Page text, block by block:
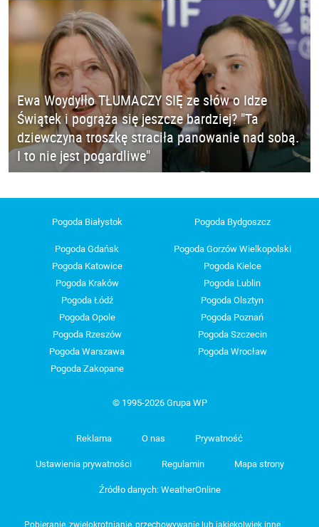
Ewa Woydyłło TŁUMACZY SIĘ ze słów o Idze
Świątek i pogrąża się jeszcze bardziej? "Ta
dziewczyna troszkę straciła panowanie nad sobą.
I to nie jest pogardliwe"
Pogoda Białystok Pogoda Bydgoszcz
Pogoda Gdańsk
Pogoda Gorzów Wielkopolski
Pogoda Katowice
Pogoda Kielce
Pogoda Kraków
Pogoda Lublin
Pogoda Łódź
Pogoda Olsztyn
Pogoda Opole
Pogoda Poznań
Pogoda Rzeszów
Pogoda Szczecin
Pogoda Warszawa
Pogoda Wrocław
Pogoda Zakopane
© 1995-2026 Grupa WP
Reklama O nas Prywatność
Ustawienia prywatności Regulamin Mapa strony
Źródło danych: WeatherOnline
Pobieranie, zwielokrotnianie, przechowywanie lub jakiekolwiek inne